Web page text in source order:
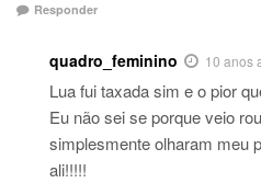
Responder
quadro_feminino 10 anos
Lua fui taxada sim e o pior
Eu não sei se porque veio
simplesmente olharam meu
ali!!!!!